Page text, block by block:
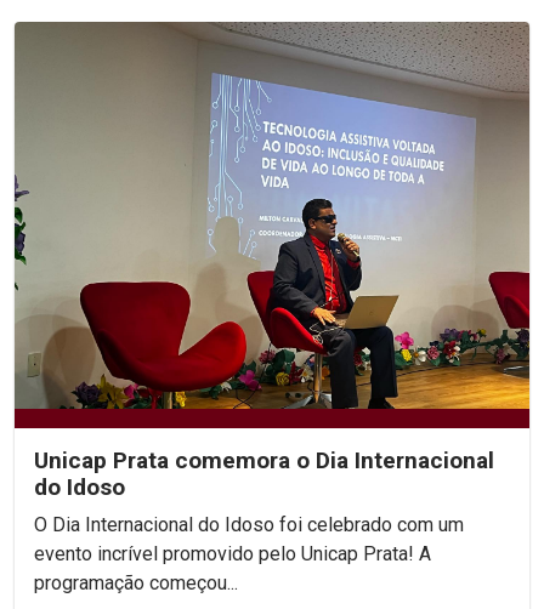
Unicap Prata comemora o Dia Internacional
do Idoso
O Dia Internacional do Idoso foi celebrado com um
evento incrível promovido pelo Unicap Prata! A
programação começou...